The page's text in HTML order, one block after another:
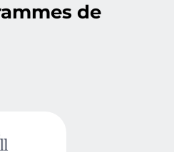
de